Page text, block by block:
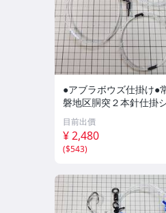
●アブラボウズ仕掛け●
磐地区胴突２本針仕掛
ート仕様（単針仕様）３
－５０号●
目前出價
¥ 2,480
($543)